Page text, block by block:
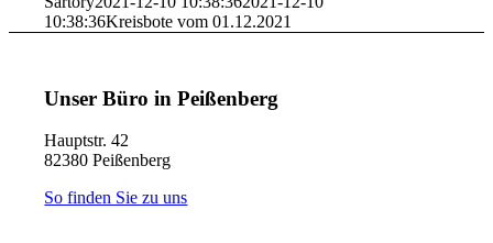
10:38:36Kreisbote vom 01.12.2021
Unser Büro in Peißenberg
Hauptstr. 42
82380 Peißenberg
So finden Sie zu uns